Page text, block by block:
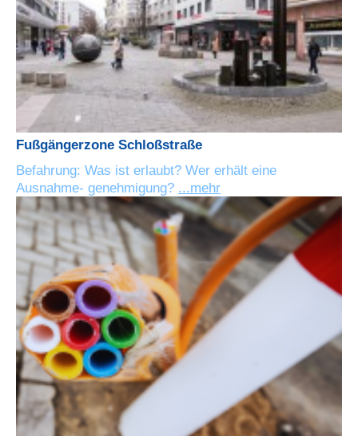
Fußgängerzone Schloßstraße
Befahrung: Was ist erlaubt? Wer erhält eine
Ausnahme- genehmigung? ...mehr